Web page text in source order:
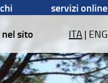
servizi online
sito
ITA| ENG